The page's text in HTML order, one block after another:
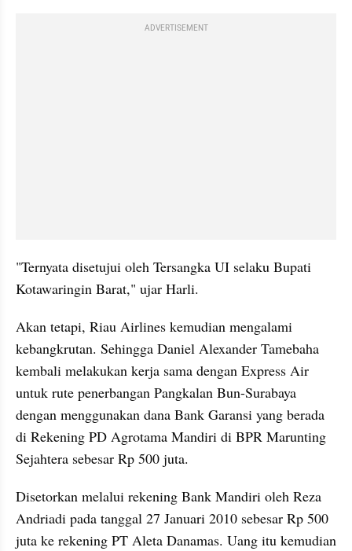
ADVERTISEMENT
"Ternyata disetujui oleh Tersangka UI selaku Bupati
Kotawaringin Barat," ujar Harli.
Akan tetapi, Riau Airlines kemudian mengalami
kebangkrutan. Sehingga Daniel Alexander Tamebaha
kembali melakukan kerja sama dengan Express Air
untuk rute penerbangan Pangkalan Bun-Surabaya
dengan menggunakan dana Bank Garansi yang berada
di Rekening PD Agrotama Mandiri di BPR Marunting
Sejahtera sebesar Rp 500 juta.
Disetorkan melalui rekening Bank Mandiri oleh Reza
Andriadi pada tanggal 27 Januari 2010 sebesar Rp 500
juta ke rekening PT Aleta Danamas. Uang itu kemudian